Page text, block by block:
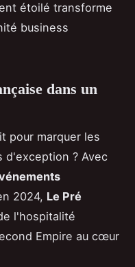
étoilé transforme
business
dans un
pour marquer les
? Avec
2024, Le Pré
l'hospitalité
Empire au cœur